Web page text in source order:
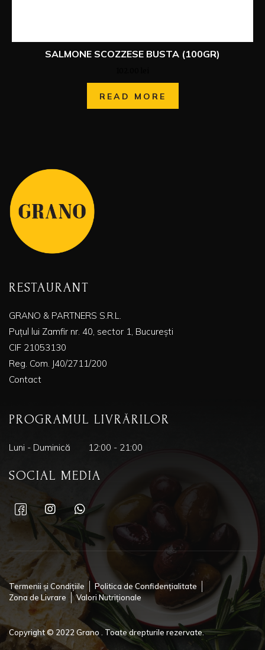
SALMONE SCOZZESE BUSTA (100GR)
READ MORE
RESTAURANT
GRANO & PARTNERS S.R.L.
Puțul lui Zamfir nr. 40, sector 1, București
CIF 21053130
Reg. Com. J40/2711/200
Contact
PROGRAMUL LIVRĂRILOR
Luni - Duminică 12:00 - 21:00
SOCIAL MEDIA
Termenii și Condițiile
Politica de Confidențialitate
Zona de Livrare
Valori Nutriționale
Copyright © 2022 Grano . Toate drepturile rezervate.